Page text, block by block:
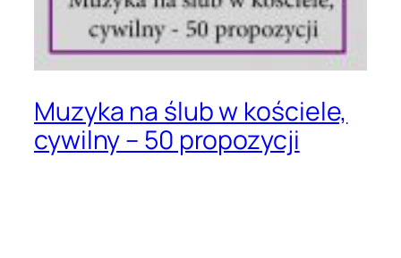
Muzyka na ślub w kościele,
cywilny – 50 propozycji